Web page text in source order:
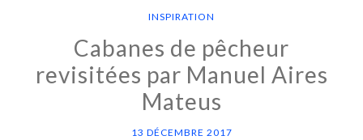
INSPIRATION
Cabanes de pêcheur
revisitées par Manuel Aires
Mateus
13 DÉCEMBRE 2017